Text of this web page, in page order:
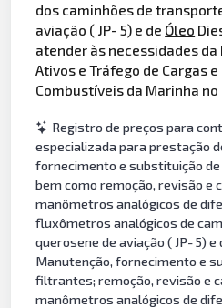
dos caminhões de
aviação ( JP- 5) e de Óleo
atender às necessidades da
Ativos e Tráfego de Cargas
Combustíveis da Marinha no
Registro de preços para
especializada para prestação
fornecimento e substituição
bem como remoção, revisão e
manômetros analógicos de
fluxômetros analógicos de
querosene de aviação ( JP- 5) e
Manutenção, fornecimento e
filtrantes; remoção, revisão e
manômetros analógicos de